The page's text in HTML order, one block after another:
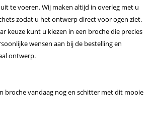
te voeren. Wij maken altijd in overleg met u
zodat u het ontwerp direct voor ogen ziet.
keuze kunt u kiezen in een brochedie precies
wensen aan bij de bestelling en
ontwerp.
broche vandaag nog en schitter met dit mooie